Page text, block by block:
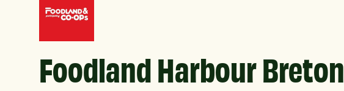
Foodland Harbour Breton